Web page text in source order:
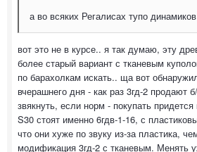
а во всяких Регалисах тупо
вот это не в курсе.. я так думаю, эту
более старый вариант с тканевым
по барахолкам искать.. ща вот
вчерашнего дня - как раз 3гд-2 продают
звякнуть, если норм - покупать
S30 стоят именно 6гдв-1-16, с
что они хуже по звуку из-за пластика,
модификация 3гд-2 с тканевым. Менять